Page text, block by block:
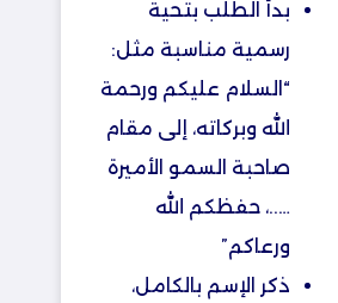
بدأ الطلب بتحية
رسمية مناسبة مثل:
“السلام عليكم ورحمة
الله وبركاته، إلى مقام
صاحبة السمو الأميرة
…..، حفظكم الله
ورعاكم”
ذكر الإسم بالكامل،